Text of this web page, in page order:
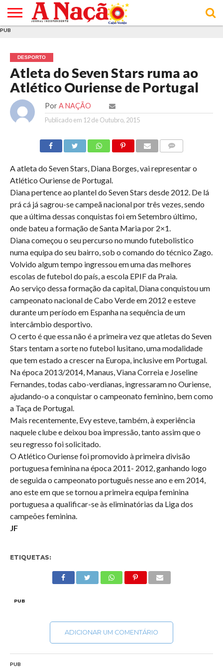
E DE
COOKIES
DE
UTILIZAÇÃO
PUB
DESPORTO
Atleta do Seven Stars ruma ao
Atlético Ouriense de Portugal
Por A NAÇÃO
Publicado em 12 de Outubro, 2015
A atleta do Seven Stars, Diana Borges, vai representar o
Atlético Ouriense de Portugal.
Diana pertence ao plantel do Seven Stars desde 2012. De lá
prá cá já sagrou-se campeã nacional por três vezes, sendo
que a última dessas conquistas foi em Setembro último,
onde bateu a formação de Santa Maria por 2×1.
Diana começou o seu percurso no mundo futebolistico
numa equipa do seu bairro, sob o comando do técnico Zago.
Volvido algum tempo ingressou em uma das melhores
escolas de futebol do país, a escola EPIF da Praia.
Ao serviço dessa formação da capital, Diana conquistou um
campeonato nacional de Cabo Verde em 2012 e esteve
durante um período em Espanha na sequência de um
intercâmbio desportivo.
O certo é que essa não é a primeira vez que atletas do Seven
Stars tentam a sorte no futebol lusitano, uma modalidade
que tem estado a crescer na Europa, inclusive em Portugal.
Na época 2013/2014, Manaus, Viana Correia e Joseline
Fernandes, todas cabo-verdianas, ingressaram no Ouriense,
ajudando-o a conquistar o campeonato feminino, bem como
a Taça de Portugal.
Mais recentemente, Evy esteve, também, à experiência
naquele clube e deixou boa impressão, tanto assim que o
seu regresso foi solicitado.
O Atlético Ouriense foi promovido à primeira divisão
portuguesa feminina na época 2011- 2012, ganhando logo
de seguida o campeonato português nesse ano e em 2014,
ano este em que se tornou a primeira equipa feminina
portuguesa a qualificar-se às eliminatórias da Liga dos
campeões feminina.
JF
ETIQUETAS:
PUB
ADICIONAR UM COMENTÁRIO
PUB